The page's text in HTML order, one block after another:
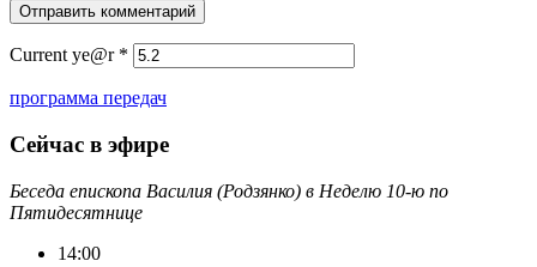
Current ye@r *
программа передач
Сейчас в эфире
Беседа епископа Василия (Родзянко) в Неделю 10-ю по
Пятидесятнице
14:00